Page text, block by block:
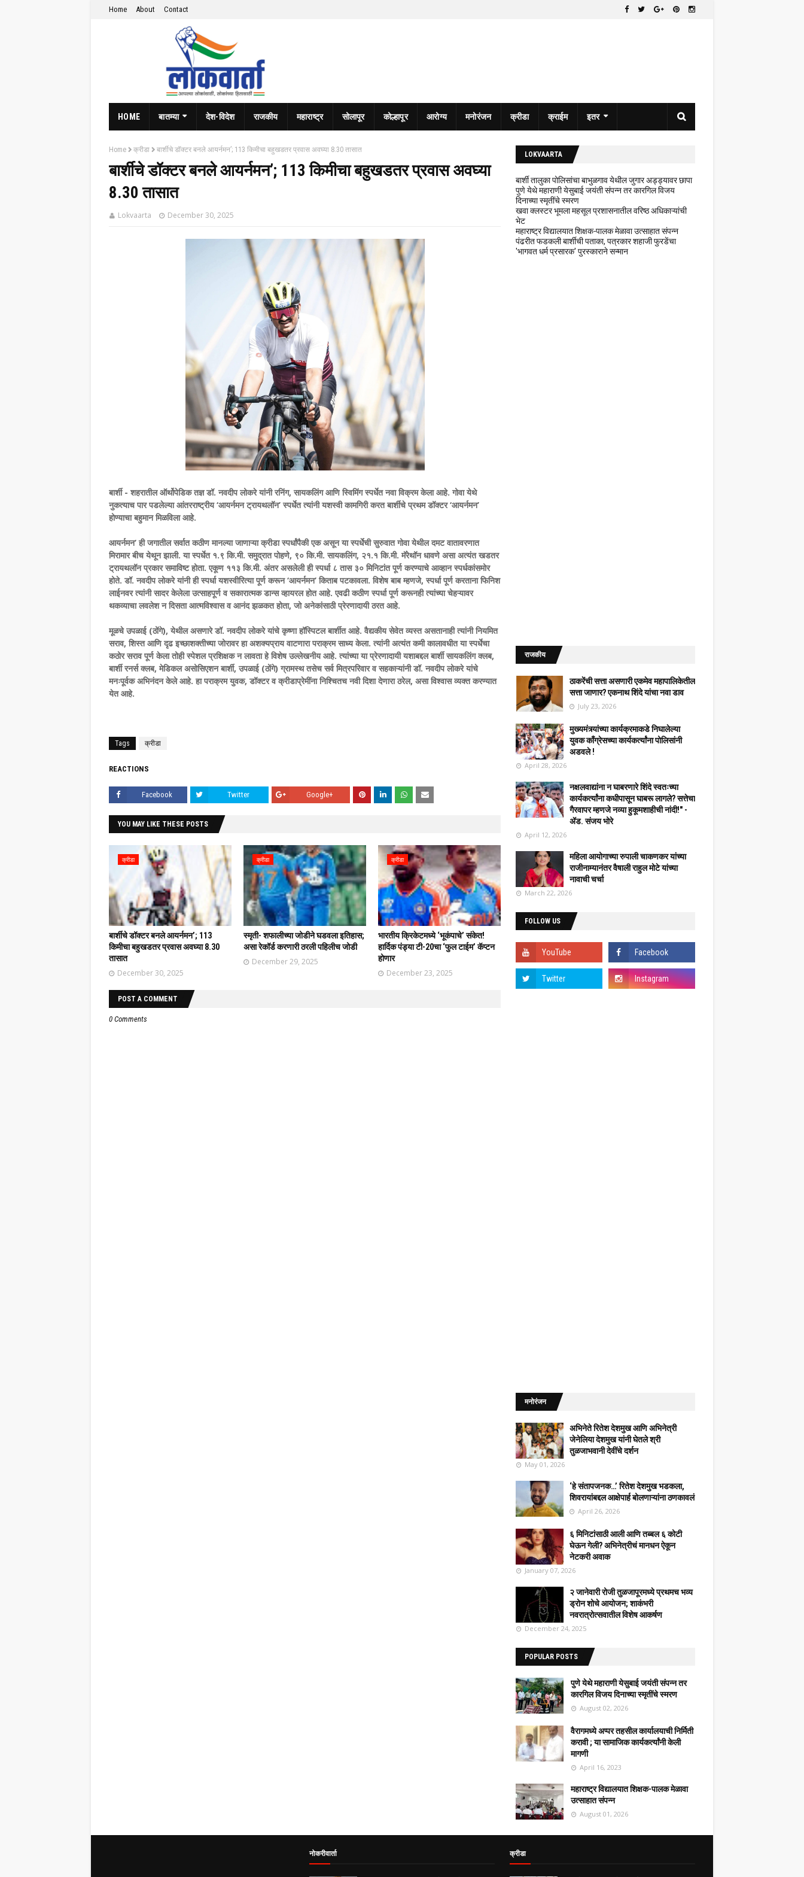
Home About Contact
HOME बातम्या देश-विदेश राजकीय महाराष्ट्र सोलापूर कोल्हापूर आरोग्य मनोरंजन क्रीडा क्राईम इतर
Home क्रीडा बार्शीचे डॉक्टर बनले आयर्नमन’; 113 किमीचा बहुखडतर प्रवास अवघ्या 8.30 तासात
बार्शीचे डॉक्टर बनले आयर्नमन’; 113 किमीचा बहुखडतर प्रवास अवघ्या
8.30 तासात
Lokvaarta December 30, 2025
बार्शी - शहरातील ऑर्थोपेडिक तज्ञ डॉ. नवदीप लोकरे यांनी रनिंग, सायकलिंग आणि स्विमिंग स्पर्धेत नवा विक्रम केला आहे. गोवा येथे
नुकत्याच पार पडलेल्या आंतरराष्ट्रीय ‘आयर्नमन ट्रायथलॉन’ स्पर्धेत त्यांनी यशस्वी कामगिरी करत बार्शीचे प्रथम डॉक्टर ‘आयर्नमन’
होण्याचा बहुमान मिळविला आहे.
आयर्नमन’ ही जगातील सर्वात कठीण मानल्या जाणाऱ्या क्रीडा स्पर्धांपैकी एक असून या स्पर्धेची सुरुवात गोवा येथील दमट वातावरणात
मिरामार बीच येथून झाली. या स्पर्धेत १.९ कि.मी. समुद्रात पोहणे, ९० कि.मी. सायकलिंग, २१.१ कि.मी. मॅरेथॉन धावणे असा अत्यंत खडतर
ट्रायथलॉन प्रकार समाविष्ट होता. एकूण ११३ कि.मी. अंतर असलेली ही स्पर्धा ८ तास ३० मिनिटांत पूर्ण करण्याचे आव्हान स्पर्धकांसमोर
होते. डॉ. नवदीप लोकरे यांनी ही स्पर्धा यशस्वीरित्या पूर्ण करून ‘आयर्नमन’ किताब पटकावला. विशेष बाब म्हणजे, स्पर्धा पूर्ण करताना फिनिश
लाईनवर त्यांनी सादर केलेला उत्साहपूर्ण व सकारात्मक डान्स व्हायरल होत आहे. एवढी कठीण स्पर्धा पूर्ण करूनही त्यांच्या चेहऱ्यावर
थकव्याचा लवलेश न दिसता आत्मविश्वास व आनंद झळकत होता, जो अनेकांसाठी प्रेरणादायी ठरत आहे.
मूळचे उपळाई (ठोंगे), येथील असणारे डॉ. नवदीप लोकरे यांचे कृष्णा हॉस्पिटल बार्शीत आहे. वैद्यकीय सेवेत व्यस्त असतानाही त्यांनी नियमित
सराव, शिस्त आणि दृढ इच्छाशक्तीच्या जोरावर हा अशक्यप्राय वाटणारा पराक्रम साध्य केला. त्यांनी अत्यंत कमी कालावधीत या स्पर्धेचा
कठोर सराव पूर्ण केला तोही स्पेशल प्रशिक्षक न लावता हे विशेष उल्लेखनीय आहे. त्यांच्या या प्रेरणादायी यशाबद्दल बार्शी सायकलिंग क्लब,
बार्शी रनर्स क्लब, मेडिकल असोसिएशन बार्शी, उपळाई (ठोंगे) ग्रामस्थ तसेच सर्व मित्रपरिवार व सहकाऱ्यांनी डॉ. नवदीप लोकरे यांचे
मनःपूर्वक अभिनंदन केले आहे. हा पराक्रम युवक, डॉक्टर व क्रीडाप्रेमींना निश्चितच नवी दिशा देणारा ठरेल, असा विश्वास व्यक्त करण्यात
येत आहे.
Tags क्रीडा
REACTIONS
Facebook Twitter Google+
YOU MAY LIKE THESE POSTS
क्रीडा
बार्शीचे डॉक्टर बनले आयर्नमन’; 113
किमीचा बहुखडतर प्रवास अवघ्या 8.30
तासात
December 30, 2025
क्रीडा
स्मृती- शफालीच्या जोडीने घडवला इतिहास;
असा रेकॉर्ड करणारी ठरली पहिलीच जोडी
December 29, 2025
क्रीडा
भारतीय क्रिकेटमध्ये ‘भूकंपाचे’ संकेत!
हार्दिक पंड्या टी-20चा ‘फुल टाईम’ कॅप्टन
होणार
December 23, 2025
POST A COMMENT
0 Comments
LOKVAARTA
बार्शी तालुका पोलिसांचा बाभुळगाव येथील जुगार अड्ड्यावर छापा
पुणे येथे महाराणी येसुबाई जयंती संपन्न तर कारगिल विजय
दिनाच्या स्मृतींचे स्मरण
खवा क्लस्टर भूमला महसूल प्रशासनातील वरिष्ठ अधिकाऱ्यांची
भेट
महाराष्ट्र विद्यालयात शिक्षक-पालक मेळावा उत्साहात संपन्न
पंढरीत फडकली बार्शीची पताका, पत्रकार शहाजी फुरडेंचा
'भागवत धर्म प्रसारक' पुरस्काराने सन्मान
राजकीय
ठाकरेंची सत्ता असणारी एकमेव महापालिकेतील
सत्ता जाणार? एकनाथ शिंदे यांचा नवा डाव
July 23, 2026
मुख्यमंत्र्यांच्या कार्यक्रमाकडे निघालेल्या
युवक काँग्रेसच्या कार्यकर्त्यांना पोलिसांनी
अडवले !
April 28, 2026
नक्षलवाद्यांना न घाबरणारे शिंदे स्वतःच्या
कार्यकर्त्यांना कधीपासून घाबरू लागले? सत्तेचा
गैरवापर म्हणजे नव्या हुकूमशाहीची नांदी!" -
ॲड. संजय भोरे
April 12, 2026
महिला आयोगाच्या रुपाली चाकणकर यांच्या
राजीनाम्यानंतर वैषाली राहुल मोटे यांच्या
नावाची चर्चा
March 22, 2026
FOLLOW US
मनोरंजन
अभिनेते रितेश देशमुख आणि अभिनेत्री
जेनेलिया देशमुख यांनी घेतले श्री
तुळजाभवानी देवींचे दर्शन
May 01, 2026
‘हे संतापजनक…’ रितेश देशमुख भडकला,
शिवरायांबद्दल आक्षेपार्ह बोलणाऱ्यांना ठणकावलं
April 26, 2026
६ मिनिटांसाठी आली आणि तब्बल ६ कोटी
घेऊन गेली? अभिनेत्रीचं मानधन ऐकून
नेटकरी अवाक
January 07, 2026
२ जानेवारी रोजी तुळजापूरमध्ये प्रथमच भव्य
ड्रोन शोचे आयोजन; शाकंभरी
नवरात्रोत्सवातील विशेष आकर्षण
December 24, 2025
POPULAR POSTS
पुणे येथे महाराणी येसुबाई जयंती संपन्न तर
कारगिल विजय दिनाच्या स्मृतींचे स्मरण
August 02, 2026
वैरागमध्ये अप्पर तहसील कार्यालयाची निर्मिती
करावी ; या सामाजिक कार्यकर्त्यांनी केली
मागणी
April 16, 2023
महाराष्ट्र विद्यालयात शिक्षक-पालक मेळावा
उत्साहात संपन्न
August 01, 2026
नोकरीवार्ता क्रीडा